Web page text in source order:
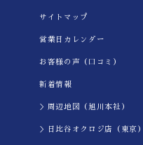
サイトマップ
営業日カレンダー
お客様の声（口コミ）
新着情報
＞周辺地図（旭川本社）
＞日比谷オクロジ店（東京）